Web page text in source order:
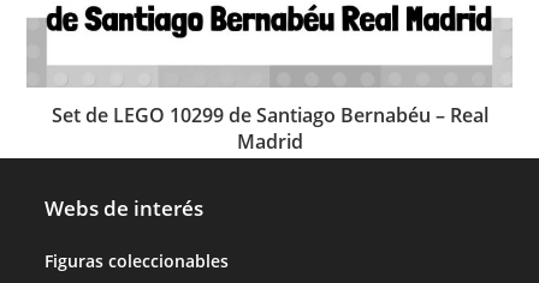
Set de LEGO 10299 de Santiago Bernabéu – Real
Madrid
Webs de interés
Figuras coleccionables